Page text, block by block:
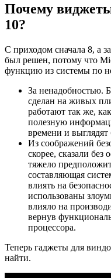
Почему
10?
С приходом сначала 8, а
был решен, потому что
функцию из системы по
За ненадобностью.
сделан на живых
работают так же,
полезную
времени и выглядят
Из соображений
скорее, сказали
тяжело
составляющая
влиять на
использованы
влияло на
вернув
процессора.
Теперь гаджеты для
найти.